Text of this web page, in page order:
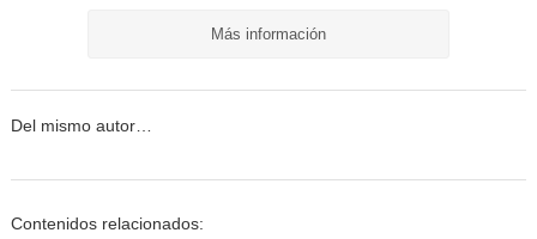
Más información
Del mismo autor…
Contenidos relacionados: